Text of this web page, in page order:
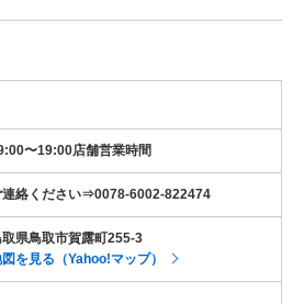
〜19:00店舗営業時間
連絡ください⇒0078-6002-822474
取県鳥取市賀露町255-3
を見る（Yahoo!マップ）